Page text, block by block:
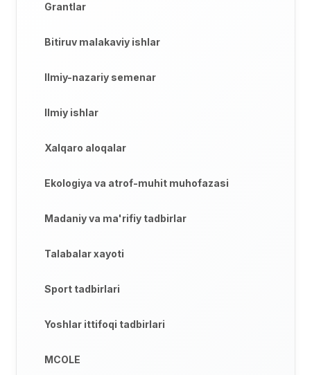
Grantlar
Bitiruv malakaviy ishlar
Ilmiy-nazariy semenar
Ilmiy ishlar
Xalqaro aloqalar
Ekologiya va atrof-muhit muhofazasi
Madaniy va ma'rifiy tadbirlar
Talabalar xayoti
Sport tadbirlari
Yoshlar ittifoqi tadbirlari
MCOLE